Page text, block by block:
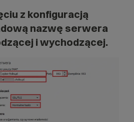
z konfiguracją
nazwę serwera
i wychodzącej.